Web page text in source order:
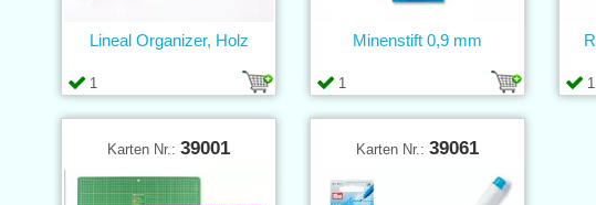
1
Lineal Organizer, Holz
1
Minenstift 0,9 mm
1
Karten Nr.: 39001 Karten Nr.: 39061